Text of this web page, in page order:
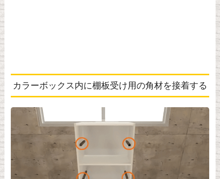
カラーボックス内に棚板受け用の角材を接着する